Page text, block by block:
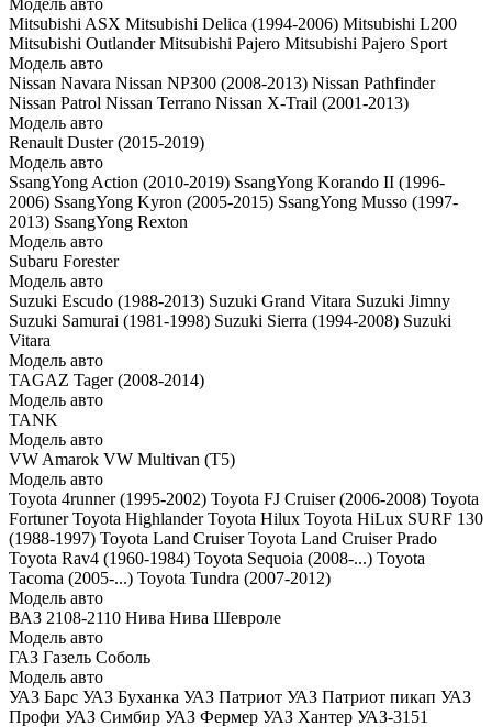
Модель авто
Mitsubishi ASX Mitsubishi Delica (1994-2006) Mitsubishi L200
Mitsubishi Outlander Mitsubishi Pajero Mitsubishi Pajero Sport
Модель авто
Nissan Navara Nissan NP300 (2008-2013) Nissan Pathfinder
Nissan Patrol Nissan Terrano Nissan X-Trail (2001-2013)
Модель авто
Renault Duster (2015-2019)
Модель авто
SsangYong Action (2010-2019) SsangYong Korando II (1996-
2006) SsangYong Kyron (2005-2015) SsangYong Musso (1997-
2013) SsangYong Rexton
Модель авто
Subaru Forester
Модель авто
Suzuki Escudo (1988-2013) Suzuki Grand Vitara Suzuki Jimny
Suzuki Samurai (1981-1998) Suzuki Sierra (1994-2008) Suzuki
Vitara
Модель авто
TAGAZ Tager (2008-2014)
Модель авто
TANK
Модель авто
VW Amarok VW Multivan (T5)
Модель авто
Toyota 4runner (1995-2002) Toyota FJ Cruiser (2006-2008) Toyota
Fortuner Toyota Highlander Toyota Hilux Toyota HiLux SURF 130
(1988-1997) Toyota Land Cruiser Toyota Land Cruiser Prado
Toyota Rav4 (1960-1984) Toyota Sequoia (2008-...) Toyota
Tacoma (2005-...) Toyota Tundra (2007-2012)
Модель авто
ВАЗ 2108-2110 Нива Нива Шевроле
Модель авто
ГАЗ Газель Соболь
Модель авто
УАЗ Барс УАЗ Буханка УАЗ Патриот УАЗ Патриот пикап УАЗ
Профи УАЗ Симбир УАЗ Фермер УАЗ Хантер УАЗ-3151